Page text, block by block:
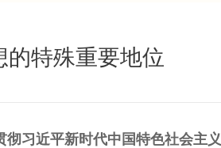
特殊重要地位
习近平新时代中国特色社会主义